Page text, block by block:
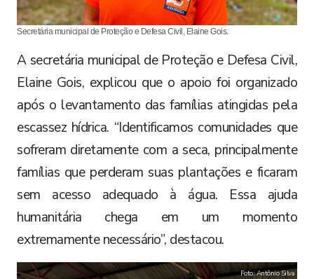
Secretária municipal de Proteção e Defesa Civil, Elaine Gois.
A secretária municipal de Proteção e Defesa Civil,
Elaine Gois, explicou que o apoio foi organizado
após o levantamento das famílias atingidas pela
escassez hídrica. “Identificamos comunidades que
sofreram diretamente com a seca, principalmente
famílias que perderam suas plantações e ficaram
sem acesso adequado à água. Essa ajuda
humanitária chega em um momento
extremamente necessário”, destacou.
Foto: Antônio Silva